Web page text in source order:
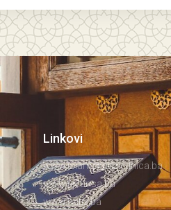
Linkovi
www.islamskazajednica.ba
www.fin.unsa.ba
www.hafiz.ba